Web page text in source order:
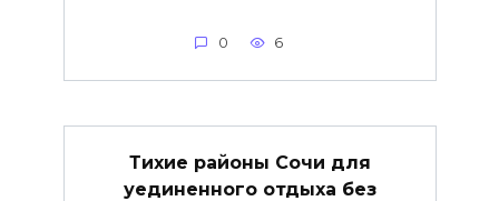
0 6
Тихие районы Сочи для
уединенного отдыха без